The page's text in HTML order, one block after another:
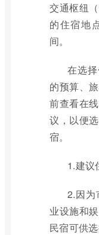
交通枢纽
的住宿地
间。
在选
的预算、
前查看在
议，以便
宿。
1.建议
2.因为
业设施和
民宿可供选